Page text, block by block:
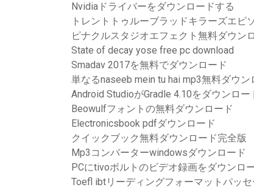
Nvidiaドライバーをダウンロードする
トレントトゥルーブラッドキラーズエピ
ピナクルスタジオエフェクト無料ダウン
State of decay yose free pc download
Smadav 2017を無料でダウンロード
単なるnaseeb mein tu hai mp3無料ダウン
Android StudioがGradle 4.10をダウンロー
Beowulfフォントの無料ダウンロード
Electronicsbook pdfダウンロード
クイックブック無料ダウンロード完全版
Mp3コンバーターwindowsダウンロード
PCにtivoボルトのビデオ録画をダウンロ
Toefl ibtリーディングフォーマットパッ